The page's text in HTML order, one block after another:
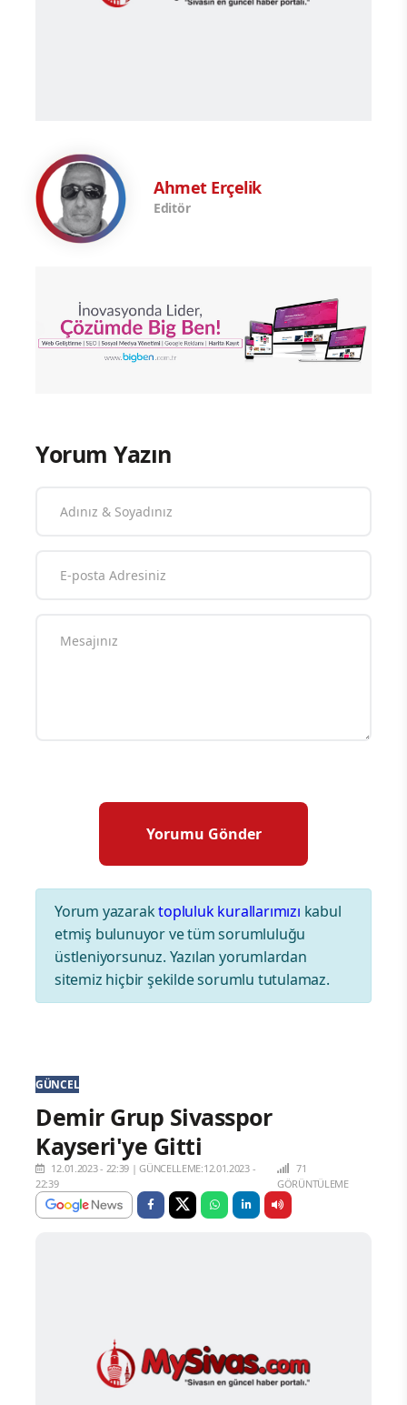
Ahmet Erçelik
Editör
Yorum Yazın
Yorum yazaraktopluluk kurallarımızı kabul
etmiş bulunuyor ve tüm sorumluluğu
üstleniyorsunuz. Yazılan yorumlardan
sitemiz hiçbir şekilde sorumlu tutulamaz.
GÜNCEL
Demir Grup Sivasspor
Kayseri'ye Gitti
12.01.2023 - 22:39 |GÜNCELLEME:12.01.2023 -
22:39
71
GÖRÜNTÜLEME